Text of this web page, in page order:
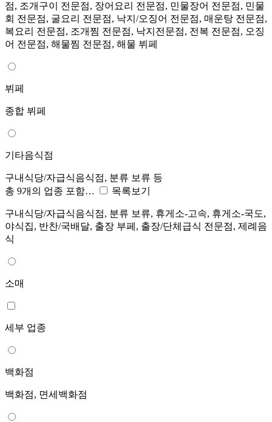
점, 조개구이 전문점, 장어요리 전문점, 민물장어 전문점, 민물
회 전문점, 굴요리 전문점, 낙지/오징어 전문점, 매운탕 전문점,
복요리 전문점, 조개찜 전문점, 낙지전문점, 전복 전문점, 오징
어 전문점, 해물찜 전문점, 해물 뷔페
뷔페
종합 뷔페
기타음식점
구내식당/자급식음식점, 분류 보류 등
총 9개의 업종 포함…
목록보기
구내식당/자급식음식점, 분류 보류, 휴게소-고속, 휴게소-국도,
야식집, 반찬/국배달, 출장 부페, 출장/단체급식 전문점, 제례음
식
소매
세부 업종
백화점
백화점, 면세백화점